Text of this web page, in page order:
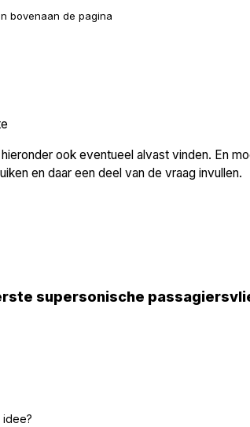
bovenaan de pagina
ook eventueel alvast vinden. En
en daar een deel van de vraag invullen.
supersonische
idee?